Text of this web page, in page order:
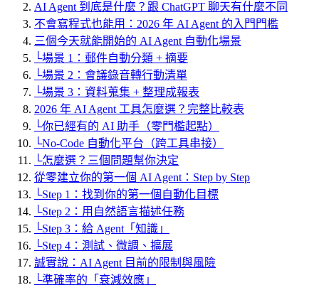
AI Agent 到底是什麼？跟 ChatGPT 聊天有什麼不同
不會寫程式也能用：2026 年 AI Agent 的入門門檻
三個今天就能開始的 AI Agent 自動化場景
└場景 1：郵件自動分類 + 摘要
└場景 2：會議錄音轉行動清單
└場景 3：資料蒐集 + 整理成報表
2026 年 AI Agent 工具怎麼選？完整比較表
└你已經有的 AI 助手（零門檻起點）
└No-Code 自動化平台（跨工具串接）
└怎麼選？三個問題幫你決定
從零建立你的第一個 AI Agent：Step by Step
└Step 1：找到你的第一個自動化目標
└Step 2：用自然語言描述任務
└Step 3：給 Agent「知識」
└Step 4：測試、微調、擴展
誠實說：AI Agent 目前的限制與風險
└準確率的「衰減效應」